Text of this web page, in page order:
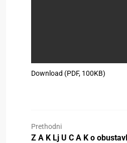
Download (PDF, 100KB)
Prethodni
Z A K Lj U C A K o